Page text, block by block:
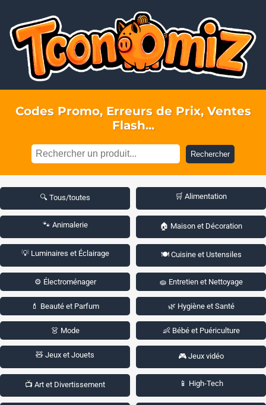
Codes Promo, Erreurs de Prix, Ventes
Flash...
Rechercher
🔍 Tous/toutes 🛒 Alimentation
🐾 Animalerie 🏠 Maison et Décoration
💡 Luminaires et Éclairage 🍽️ Cuisine et Ustensiles
⚙️ Électroménager 🧽 Entretien et Nettoyage
💄 Beauté et Parfum 🌿 Hygiène et Santé
👗 Mode 👶 Bébé et Puériculture
🧸 Jeux et Jouets 🎮 Jeux vidéo
📺 Art et Divertissement 📱 High-Tech